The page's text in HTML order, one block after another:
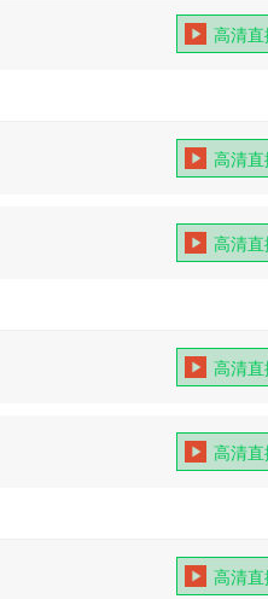
高清直
高清直
高清直
高清直
高清直
高清直